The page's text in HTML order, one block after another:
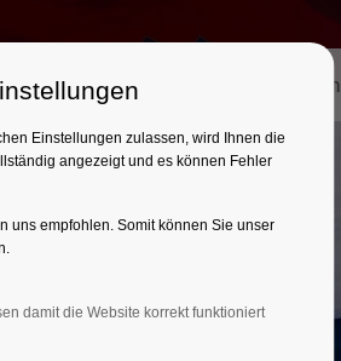
Trainingslager Gruppenprogramm
Einstellungen zulassen, wird Ihnen die
angezeigt und es können Fehler
uns empfohlen. Somit können Sie unser
damit die Website korrekt funktioniert